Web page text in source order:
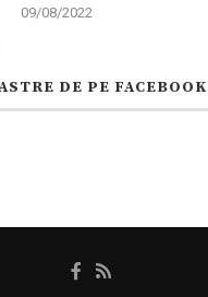
09/08/2022
DE PE FACEBOOK